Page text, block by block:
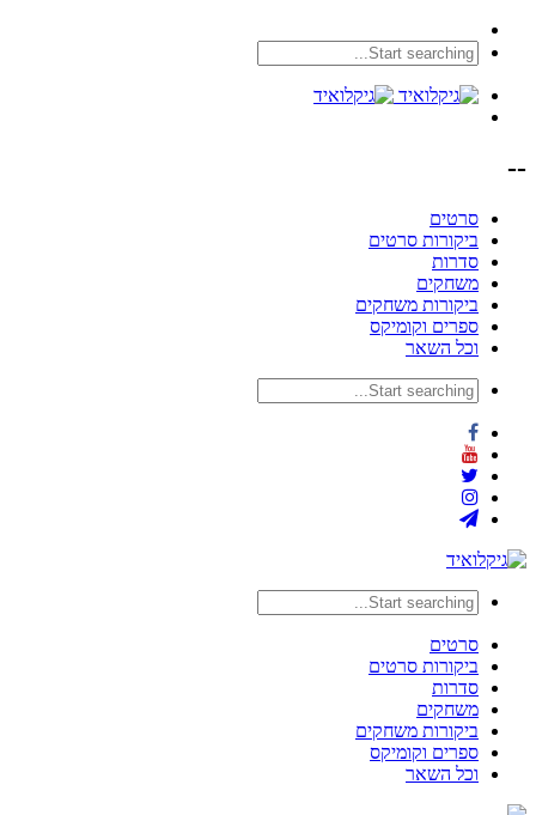
--
סרטים
ביקורות סרטים
סדרות
משחקים
ביקורות משחקים
ספרים וקומיקס
וכל השאר
סרטים
ביקורות סרטים
סדרות
משחקים
ביקורות משחקים
ספרים וקומיקס
וכל השאר